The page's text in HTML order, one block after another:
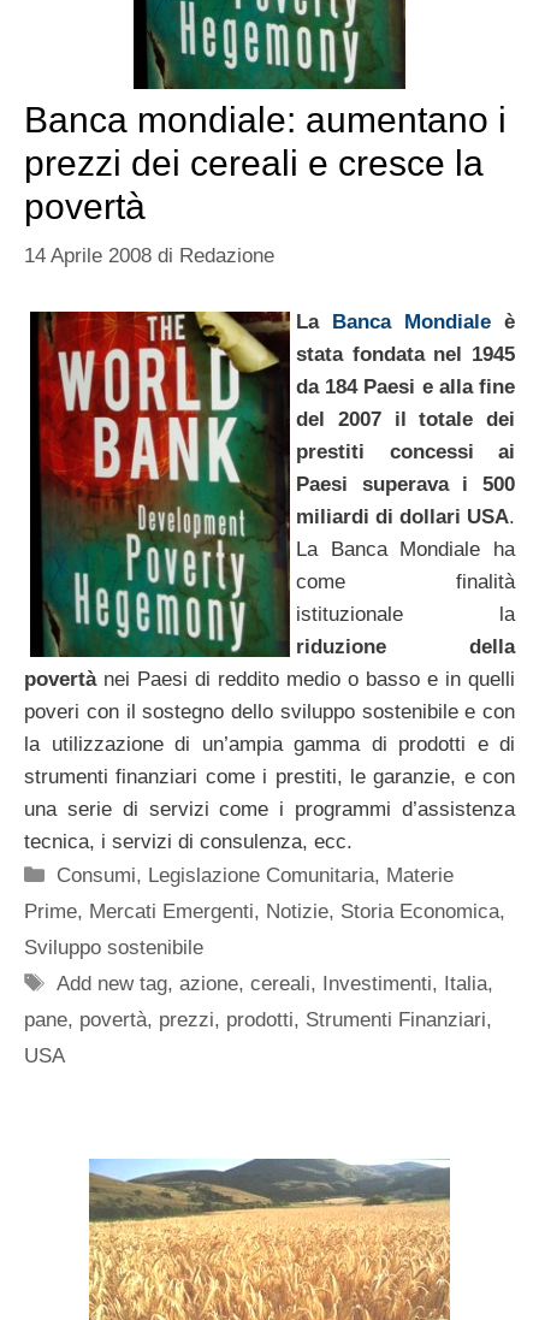
Banca mondiale: aumentano i
prezzi dei cereali e cresce la
povertà
14 Aprile 2008 di Redazione
La Banca Mondiale è
stata fondata nel 1945
da 184 Paesi e alla fine
del 2007 il totale dei
prestiti concessi ai
Paesi superava i 500
miliardi di dollari USA.
La Banca Mondiale ha
come finalità
istituzionale la
riduzione della
povertànei Paesi di reddito medio o basso e in quelli
poveri con il sostegno dello sviluppo sostenibile e con
la utilizzazione di un’ampia gamma di prodotti e di
strumenti finanziari come i prestiti, le garanzie, e con
una serie di servizi come i programmi d’assistenza
tecnica, i servizi di consulenza, ecc.
Categorie
Consumi, Legislazione Comunitaria, Materie
Prime, Mercati Emergenti, Notizie, Storia Economica,
Sviluppo sostenibile
Tag
Add new tag,azione,cereali, Investimenti, Italia,
pane, povertà, prezzi, prodotti, Strumenti Finanziari,
USA